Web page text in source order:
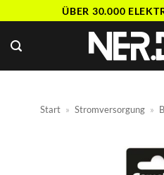
springen
ÜBER 30.000
Start » Stromversorgung »